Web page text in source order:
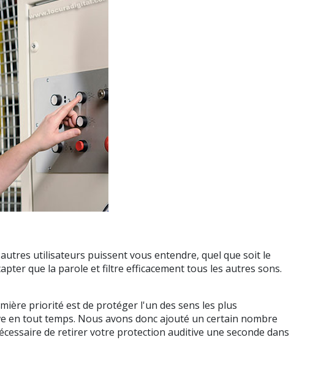
utilisateurs puissent vous entendre, quel que soit le
que la parole et filtre efficacement tous les autres sons.
priorité est de protéger l'un des sens les plus
tout temps. Nous avons donc ajouté un certain nombre
de retirer votre protection auditive une seconde dans